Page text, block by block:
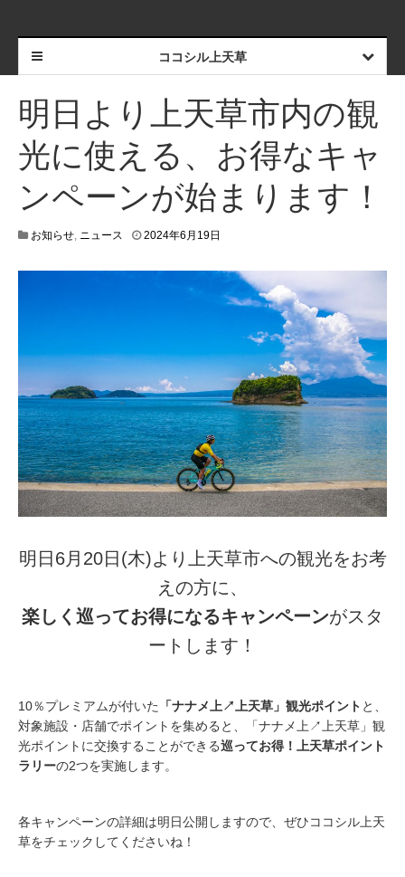
ココシル上天草
明日より上天草市内の観
光に使える、お得なキャ
ンペーンが始まります！
お知らせ, ニュース 2024年6月19日
年
0
日
明日6月20日(木)より上天草市への観光をお考
えの方に、
楽しく巡ってお得になるキャンペーンがスタ
ートします！
10％プレミアムが付いた 「ナナメ上↗︎上天草」観光ポイント と、
対象施設・店舗でポイントを集めると、「ナナメ上↗︎上天草」観
光ポイントに交換することができる巡ってお得！上天草ポイント
ラリーの2つを実施します。
各キャンペーンの詳細は明日公開しますので、ぜひココシル上天
草をチェックしてくださいね！